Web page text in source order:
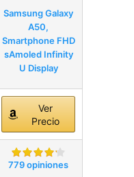
Samsung Galaxy
A50,
Smartphone FHD
sAmoled Infinity
U Display
Ver
Precio
779 opiniones